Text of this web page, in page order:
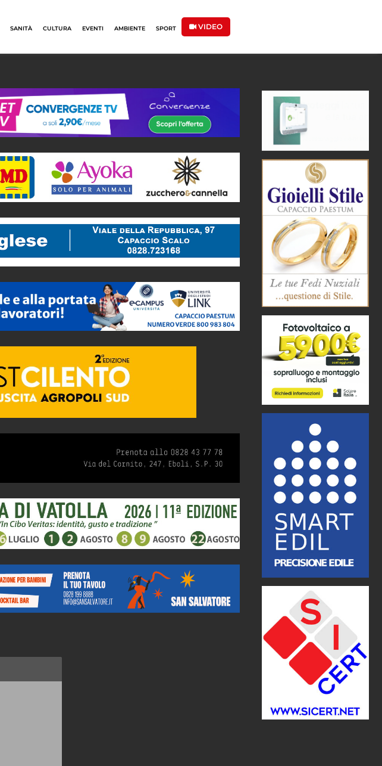
SANITÀ CULTURA EVENTI AMBIENTE SPORT VIDEO